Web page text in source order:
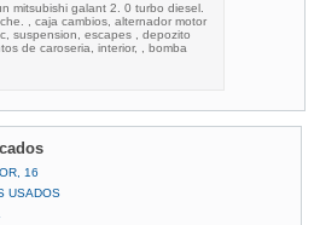
mitsubishi galant 2. 0 turbo diesel.
, caja cambios, alternador motor
suspension, escapes , depozito
de caroseria, interior, , bomba
16
USADOS